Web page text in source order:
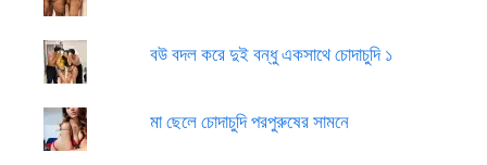
বউ বদল করে দুই বন্ধু একসাথে চোদাচুদি ১
মা ছেলে চোদাচুদি পরপুরুষের সামনে